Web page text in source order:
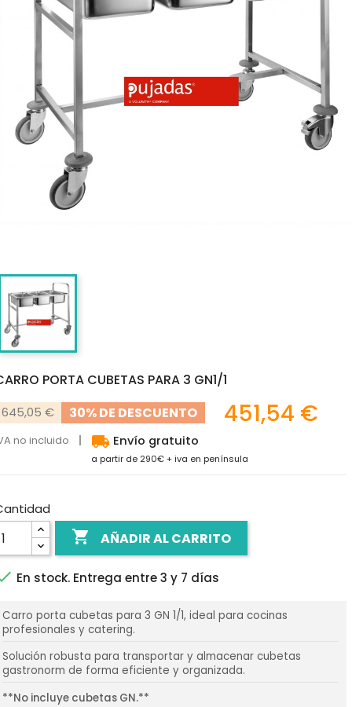
PORTA CUBETAS PARA 3 GN1/1
645,05 € 30% DE DESCUENTO 451,54 €
no incluido local_shipping Envío gratuito
a partir de 290€ + iva en península
 AÑADIR AL CARRITO
En stock. Entrega entre 3 y 7 días
Carro porta cubetas para 3 GN 1/1, ideal para cocinas
profesionales y catering.
Solución robusta para transportar y almacenar cubetas
gastronorm de forma eficiente y organizada.
**No incluye cubetas GN.**